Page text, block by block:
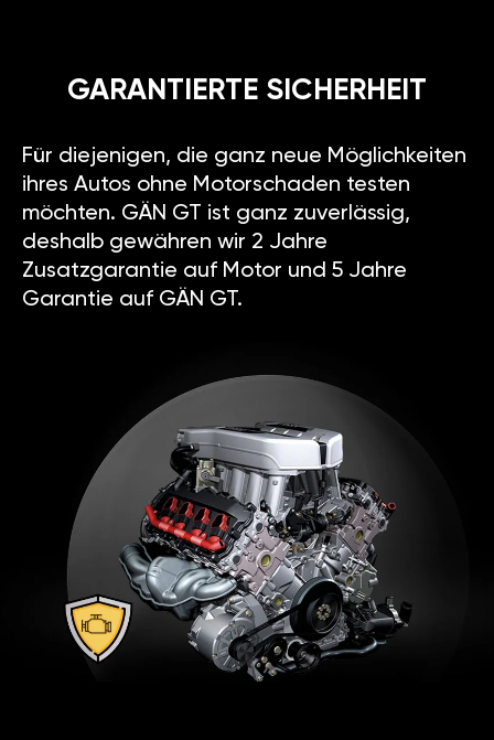
GARANTIERTE SICHERHEIT
Für diejenigen, die ganz neue Möglichkeiten
ihres Autos ohne Motorschaden testen
möchten. GÄN GT ist ganz zuverlässig,
deshalb gewähren wir 2 Jahre
Zusatzgarantie auf Motor und 5 Jahre
Garantie auf GÄN GT.